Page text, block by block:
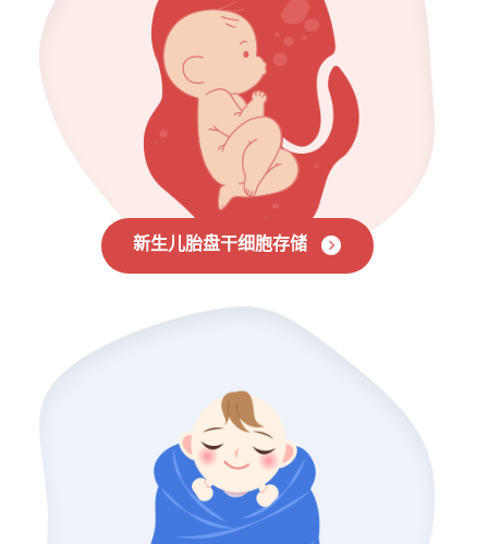
新生儿胎盘干细胞存储